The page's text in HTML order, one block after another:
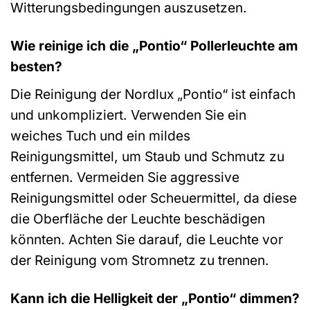
Witterungsbedingungen auszusetzen.
Wie reinige ich die „Pontio“ Pollerleuchte am
besten?
Die Reinigung der Nordlux „Pontio“ ist einfach
und unkompliziert. Verwenden Sie ein
weiches Tuch und ein mildes
Reinigungsmittel, um Staub und Schmutz zu
entfernen. Vermeiden Sie aggressive
Reinigungsmittel oder Scheuermittel, da diese
die Oberfläche der Leuchte beschädigen
könnten. Achten Sie darauf, die Leuchte vor
der Reinigung vom Stromnetz zu trennen.
Kann ich die Helligkeit der „Pontio“ dimmen?